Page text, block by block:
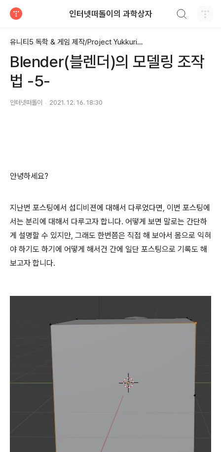
인터넷떠돌이의 과학상자
유니티5 독학 & 게임 제작/Project Yukkuri Run
Blender(블렌더)의 모델링 조작
법 -5-
인터넷떠돌이 2021. 12. 16. 18:30
안녕하세요?
지난번 포스팅에서 섭디비젼에 대해서 다루었다면, 이번 포스팅에
서는 분리에 대해서 다루고자 합니다. 어떻게 보면 말로는 간단하
게 설명할 수 있지만, 그래도 한번쯤은 직접 해 보아서 몸으로 익혀
야 하기도 하기에 어떻게 해서건 간에 일단 포스팅으로 기록도 해
보고자 합니다.